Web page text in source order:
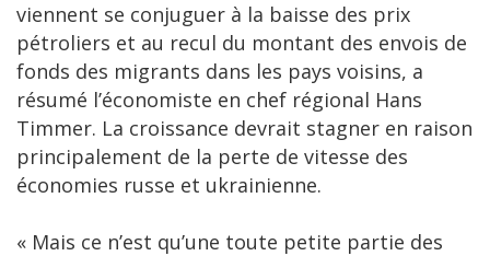
viennent se conjuguer à la baisse des prix
pétroliers et au recul du montant des envois de
fonds des migrants dans les pays voisins, a
résumé l’économiste en chef régional Hans
Timmer. La croissance devrait stagner en raison
principalement de la perte de vitesse des
économies russe et ukrainienne.
« Mais ce n’est qu’une toute petite partie des